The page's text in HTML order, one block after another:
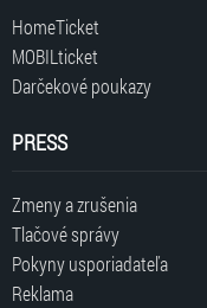
HomeTicket
MOBILticket
Darčekové poukazy
PRESS
Zmeny a zrušenia
Tlačové správy
Pokyny usporiadateľa
Reklama